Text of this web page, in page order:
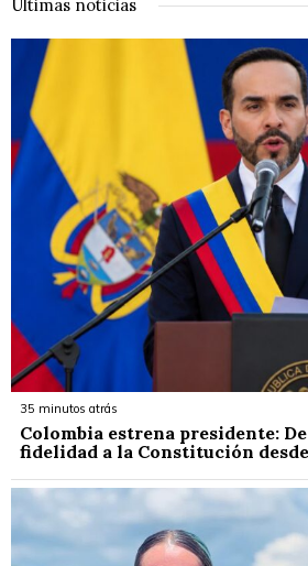
Últimas noticias
35 minutos atrás
Colombia estrena presidente:
fidelidad a la Constitución